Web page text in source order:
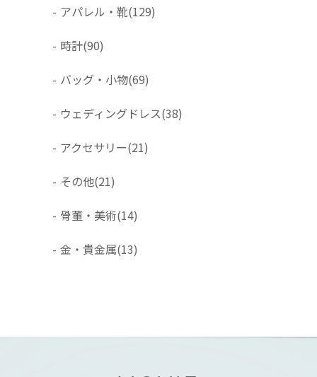
- アパレル・靴(129)
- 時計(90)
- バッグ・小物(69)
- ウェディングドレス(38)
- アクセサリー(21)
- その他(21)
- 骨董・美術(14)
- 金・貴金属(13)